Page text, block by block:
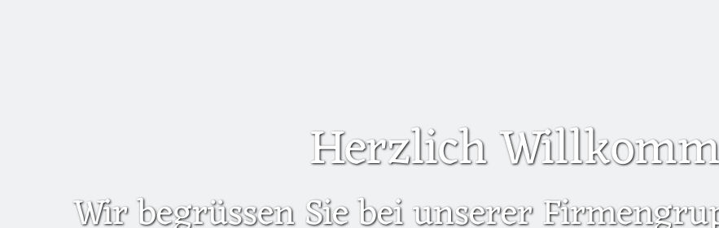
Herzlich
Wir begrüssen Sie bei unserer